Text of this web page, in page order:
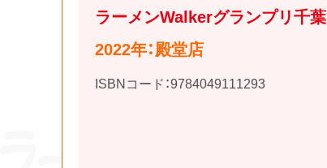
ラーメンWalkerグランプリ千葉
2022年：殿堂店
ISBNコード：9784049111293